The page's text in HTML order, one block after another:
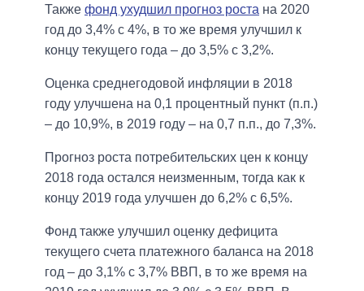
Также фонд ухудшил прогноз роста на 2020
год до 3,4% с 4%, в то же время улучшил к
концу текущего года – до 3,5% с 3,2%.
Оценка среднегодовой инфляции в 2018
году улучшена на 0,1 процентный пункт (п.п.)
– до 10,9%, в 2019 году – на 0,7 п.п., до 7,3%.
Прогноз роста потребительских цен к концу
2018 года остался неизменным, тогда как к
концу 2019 года улучшен до 6,2% с 6,5%.
Фонд также улучшил оценку дефицита
текущего счета платежного баланса на 2018
год – до 3,1% с 3,7% ВВП, в то же время на